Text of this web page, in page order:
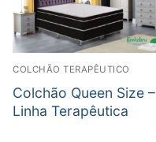
COLCHÃO TERAPÊUTICO
Colchão Queen Size –
Linha Terapêutica